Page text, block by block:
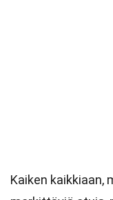
Kaiken kaikkiaan,